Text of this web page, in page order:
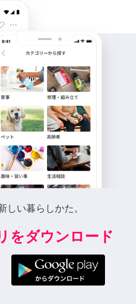
しい暮らしかた。
をダウンロード